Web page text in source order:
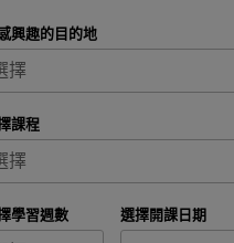
興趣的目的地
課程
學習週數 選擇開課日期